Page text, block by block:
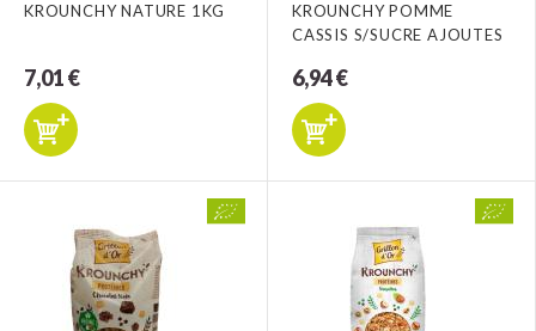
KROUNCHY NATURE 1KG
7,01 €
KROUNCHY POMME
CASSIS S/SUCRE AJOUTES
6,94 €